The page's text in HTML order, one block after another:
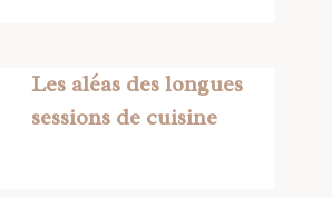
Les aléas des longues
sessions de cuisine